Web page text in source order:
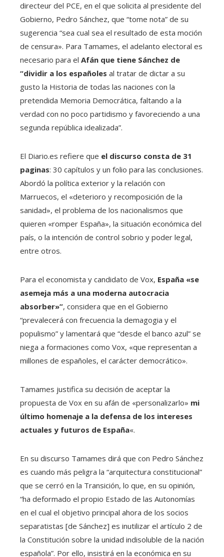
directeur del PCE, en el que solicita al presidente del
Gobierno, Pedro Sánchez, que “tome nota” de su
sugerencia “sea cual sea el resultado de esta moción
de censura». Para Tamames, el adelanto electoral es
necesario para el Afán que tiene Sánchez de
“dividir a los españoles al tratar de dictar a su
gusto la Historia de todas las naciones con la
pretendida Memoria Democrática, faltando a la
verdad con no poco partidismo y favoreciendo a una
segunda república idealizada”.
El Diario.es refiere que el discurso consta de 31
paginas: 30 capítulos y un folio para las conclusiones.
Abordó la política exterior y la relación con
Marruecos, el «deterioro y recomposición de la
sanidad», el problema de los nacionalismos que
quieren «romper España», la situación económica del
país, o la intención de control sobrio y poder legal,
entre otros.
Para el economista y candidato de Vox, España «se
asemeja más a una moderna autocracia
absorber»”, considera que en el Gobierno
“prevalecerá con frecuencia la demagogia y el
populismo” y lamentará que “desde el banco azul” se
niega a formaciones como Vox, «que representan a
millones de españoles, el carácter democrático».
Tamames justifica su decisión de aceptar la
propuesta de Vox en su afán de «personalizarlo» mi
último homenaje a la defensa de los intereses
actuales y futuros de España«.
En su discurso Tamames dirá que con Pedro Sánchez
es cuando más peligra la “arquitectura constitucional”
que se cerró en la Transición, lo que, en su opinión,
“ha deformado el propio Estado de las Autonomías
en el cual el objetivo principal ahora de los socios
separatistas [de Sánchez] es inutilizar el artículo 2 de
la Constitución sobre la unidad indisoluble de la nación
española”. Por ello, insistirá en la económica en su